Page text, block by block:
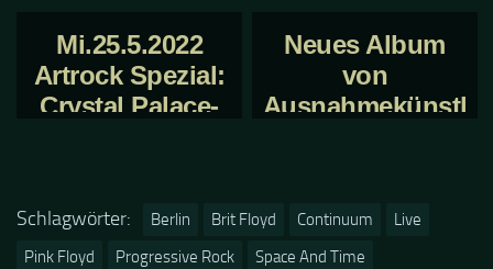
Mi.25.5.2022
Artrock Spezial:
Crystal Palace-
Neues Album
von
Ausnahmekünstl
Schlagwörter: Berlin Brit Floyd Continuum
Live
Pink Floyd
Progressive Rock Space And Time